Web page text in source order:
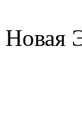
Новая